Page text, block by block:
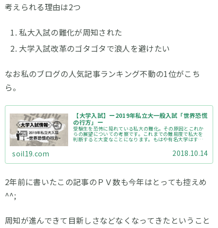
考えられる理由は2つ
私大入試の難化が周知された
大学入試改革のゴタゴタで浪人を避けたい
なお私のブログの人気記事ランキング不動の1位がこち
ら。
【大学入試】ー2019年私立大一般入試「世界恐慌
の行方」ー
受験生を恐怖に陥れている私大の難化。その原因とこれか
らの展望についての考察です。これまでの難易度で私大を
判断すると大変なことになります。もはや有名大学はすべ
て1ランク上がったと考えて間違いなし。本当にその大学は
滑り止めになりますか？しっかりと志望校は選んでいきま
しょう。さて今年は浪人生の大量発生がどう影響するか。
soil19.com 2018.10.14
2年前に書いたこの記事のＰＶ数も今年はとっても控えめ
^^;
周知が進んできて目新しさなどなくなってきたということ